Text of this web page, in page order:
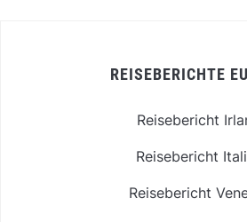
REISEBERICHTE
Reisebericht
Reisebericht
Reisebericht